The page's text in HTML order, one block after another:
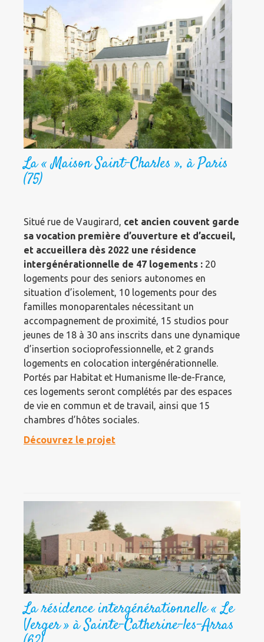
La « Maison Saint-Charles », à Paris
(75)
Situé rue de Vaugirard, cet ancien couvent garde
sa vocation première d’ouverture et d’accueil,
et accueillera dès 2022 une résidence
intergénérationnelle de 47 logements : 20
logements pour des seniors autonomes en
situation d’isolement, 10 logements pour des
familles monoparentales nécessitant un
accompagnement de proximité, 15 studios pour
jeunes de 18 à 30 ans inscrits dans une dynamique
d’insertion socioprofessionnelle, et 2 grands
logements en colocation intergénérationnelle.
Portés par Habitat et Humanisme Ile-de-France,
ces logements seront complétés par des espaces
de vie en commun et de travail, ainsi que 15
chambres d’hôtes sociales.
Découvrez le projet
La résidence intergénérationnelle « Le
Verger » à Sainte-Catherine-les-Arras